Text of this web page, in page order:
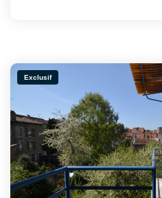
Exclusif